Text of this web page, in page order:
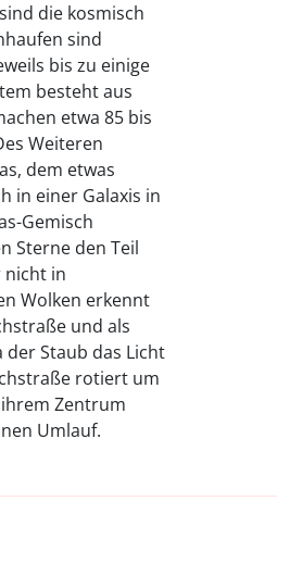
die kosmisch
sind
bis zu einige
besteht aus
etwa 85 bis
Weiteren
dem etwas
in einer Galaxis in
Gemisch
Sterne den Teil
nicht in
Wolken erkennt
und als
Staub das Licht
rotiert um
Zentrum
Umlauf.